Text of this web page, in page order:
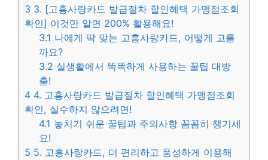
3 3. [고흥사랑카드 발급절차 할인혜택 가맹점조회
확인] 이것만 알면 200% 활용해요!
3.1 나에게 딱 맞는 고흥사랑카드, 어떻게 고를
까요?
3.2 실생활에서 똑똑하게 사용하는 꿀팁 대방
출!
4 4. 고흥사랑카드 발급절차 할인혜택 가맹점조회
확인, 실수하지 않으려면!
4.1 놓치기 쉬운 꿀팁과 주의사항 꼼꼼히 챙기세
요!
5 5. 고흥사랑카드, 더 편리하고 풍성하게 이용해